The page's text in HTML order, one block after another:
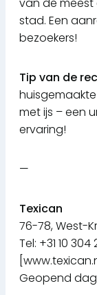
van de
stad. Een
bezoekers!
Tip van de
met ijs – een
ervaring!
—
Texican
76-78, West-
Tel: +31 10 304
Geopend